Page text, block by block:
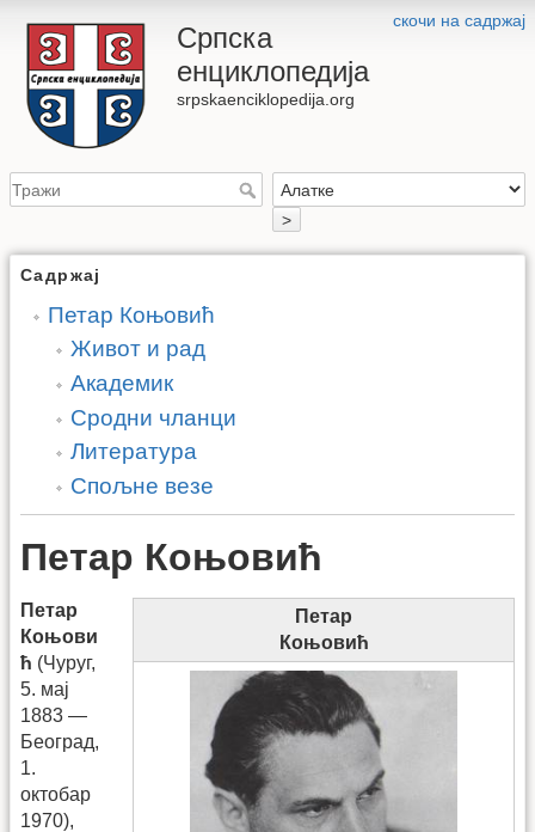
скочи на садржај
Српска
енциклопедија
srpskaenciklopedija.org
>
Садржај
Петар Коњовић
Живот и рад
Академик
Сродни чланци
Литература
Спољне везе
Петар Коњовић
Петар
Коњовић
Петар
Коњови
ћ (Чуруг,
5. мај
1883 —
Београд,
1.
октобар
1970),